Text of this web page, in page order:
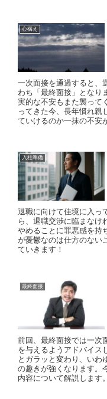
心構え
一次面接を通過すると、
わち「最終面接」となり
実的な不安もまた襲って
ってきた今、長年慣れ親
ていけるのか一抹の不安
入社準備
退職に向けて佳境に入っ
ら、退職交渉に臨まなけ
やめることに罪悪感を持
が憂鬱なのは仕方のない
ていきます！
最終面接
前回、最終面接では一次
を与えるようアドバイス
とガラッと変わり、いわ
の趣きが強くなります。
内容について解説します。